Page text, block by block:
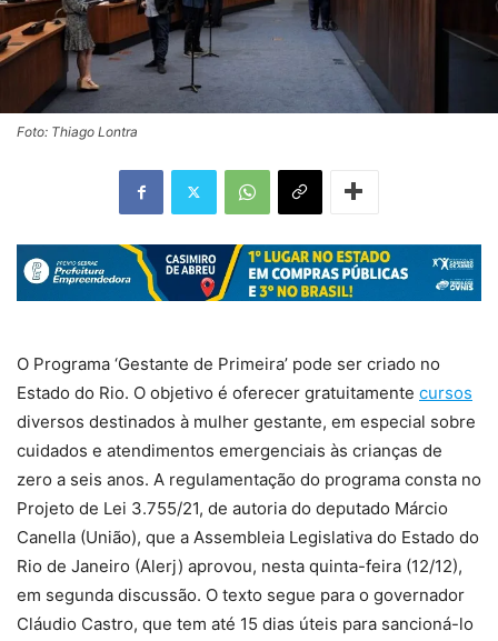
Foto: Thiago Lontra
O Programa ‘Gestante de Primeira’ pode ser criado no
Estado do Rio. O objetivo é oferecer gratuitamente cursos
diversos destinados à mulher gestante, em especial sobre
cuidados e atendimentos emergenciais às crianças de
zero a seis anos. A regulamentação do programa consta no
Projeto de Lei 3.755/21, de autoria do deputado Márcio
Canella (União), que a Assembleia Legislativa do Estado do
Rio de Janeiro (Alerj) aprovou, nesta quinta-feira (12/12),
em segunda discussão. O texto segue para o governador
Cláudio Castro, que tem até 15 dias úteis para sancioná-lo